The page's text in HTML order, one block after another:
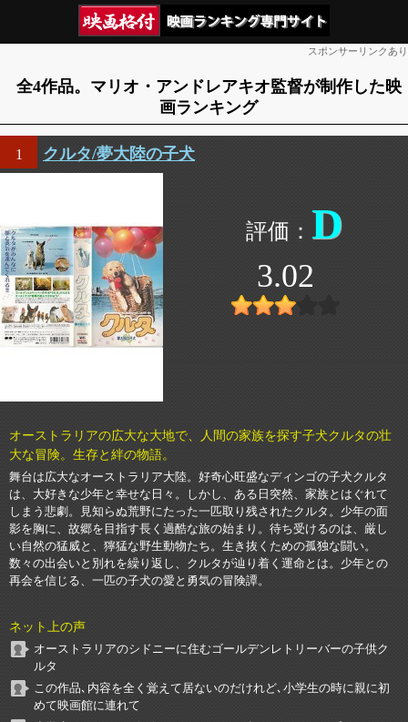
スポンサーリンクあり
全4作品。マリオ・アンドレアキオ監督が制作した映
画ランキング
1 クルタ/夢大陸の子犬
D
3.02
オーストラリアの広大な大地で、人間の家族を探す子犬クルタの壮
大な冒険。生存と絆の物語。
舞台は広大なオーストラリア大陸。好奇心旺盛なディンゴの子犬クルタ
は、大好きな少年と幸せな日々。しかし、ある日突然、家族とはぐれて
しまう悲劇。見知らぬ荒野にたった一匹取り残されたクルタ。少年の面
影を胸に、故郷を目指す長く過酷な旅の始まり。待ち受けるのは、厳し
い自然の猛威と、獰猛な野生動物たち。生き抜くための孤独な闘い。
数々の出会いと別れを繰り返し、クルタが辿り着く運命とは。少年との
再会を信じる、一匹の子犬の愛と勇気の冒険譚。
ネット上の声
オーストラリアのシドニーに住むゴールデンレトリーバーの子供ク
ルタ
この作品､内容を全く覚えて居ないのだけれど､小学生の時に親に初
めて映画館に連れて